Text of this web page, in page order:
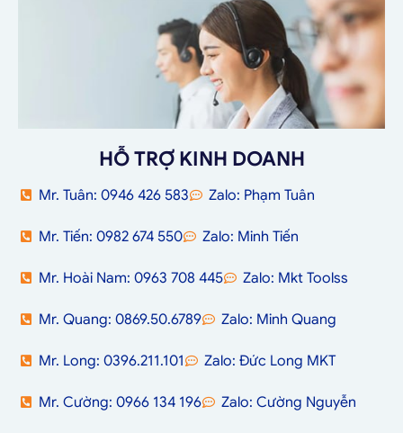
HỖ TRỢ KINH DOANH
Mr. Tuân: 0946 426 583 Zalo: Phạm Tuân
Mr. Tiến: 0982 674 550 Zalo: Minh Tiến
Mr. Hoài Nam: 0963 708 445 Zalo: Mkt Toolss
Mr. Quang: 0869.50.6789 Zalo: Minh Quang
Mr. Long: 0396.211.101 Zalo: Đức Long MKT
Mr. Cường: 0966 134 196 Zalo: Cường Nguyễn